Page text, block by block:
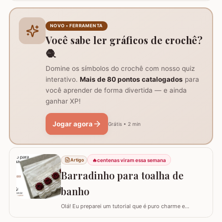
do trabalho e formação do centro do tapete: Comece
com um anel mágico ou uma argola de 10…
NOVO • FERRAMENTA
Você sabe ler gráficos de crochê?
🧶
Domine os símbolos do crochê com nosso quiz
interativo. Mais de 80 pontos catalogados para
você aprender de forma divertida — e ainda
ganhar XP!
Jogar agora Grátis • 2 min
Artigo 🔥centenas viram essa semana
Barradinho para toalha de
banho
Olá! Eu preparei um tutorial que é puro charme e